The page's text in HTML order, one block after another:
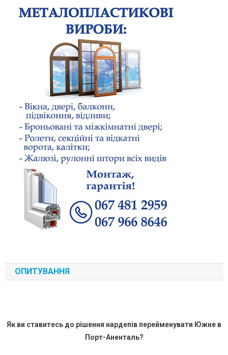
ОПИТУВАННЯ
Як ви ставитесь до рішення нардепів перейменувати Южне в
Порт-Аненталь?